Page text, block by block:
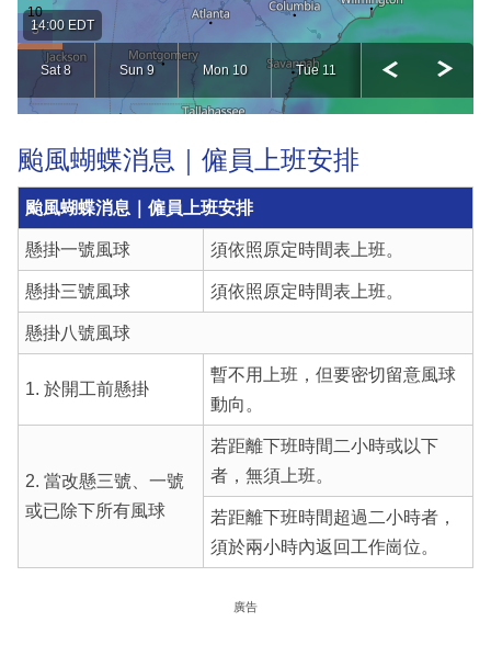
颱風蝴蝶消息｜僱員上班安排
颱風蝴蝶消息｜僱員上班安排
懸掛一號風球 須依照原定時間表上班。
懸掛三號風球 須依照原定時間表上班。
懸掛八號風球
1. 於開工前懸掛
暫不用上班，但要密切留意風球
動向。
2. 當改懸三號、一號
或已除下所有風球
若距離下班時間二小時或以下
者，無須上班。
若距離下班時間超過二小時者，
須於兩小時內返回工作崗位。
廣告